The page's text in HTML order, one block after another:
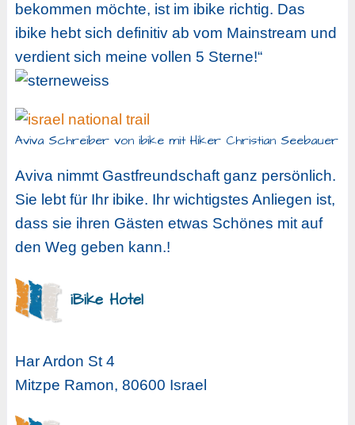
bekommen möchte, ist im ibike richtig. Das
ibike hebt sich definitiv ab vom Mainstream und
verdient sich meine vollen 5 Sterne!“
Aviva Schreiber von ibike mit Hiker Christian Seebauer
Aviva nimmt Gastfreundschaft ganz persönlich.
Sie lebt für Ihr ibike. Ihr wichtigstes Anliegen ist,
dass sie ihren Gästen etwas Schönes mit auf
den Weg geben kann.!
iBike Hotel
Har Ardon St 4
Mitzpe Ramon, 80600 Israel